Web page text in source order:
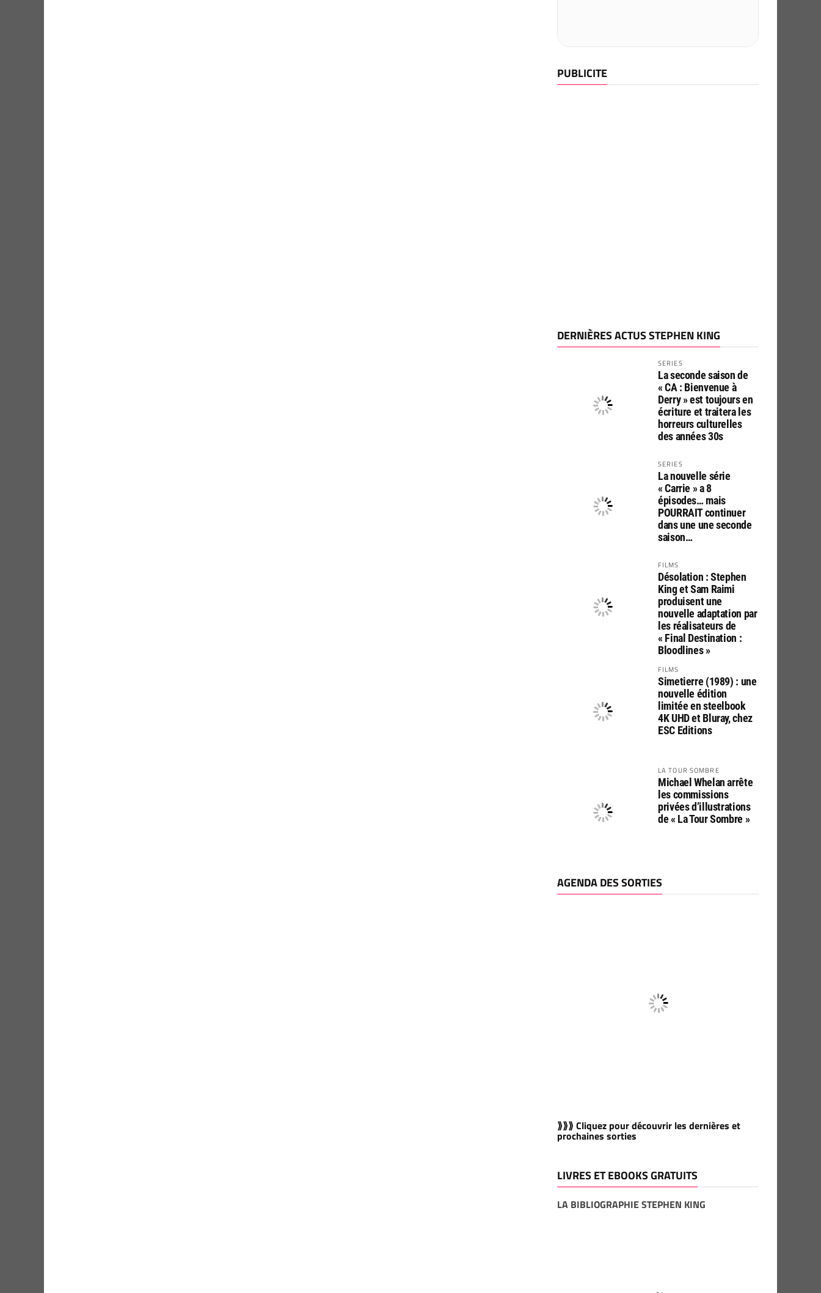
PUBLICITE
DERNIÈRES ACTUS STEPHEN KING
SERIES
La seconde saison de
« CA : Bienvenue à
Derry » est toujours en
écriture et traitera les
horreurs culturelles
des années 30s
SERIES
La nouvelle série
« Carrie » a 8
épisodes… mais
POURRAIT continuer
dans une une seconde
saison…
FILMS
Désolation : Stephen
King et Sam Raimi
produisent une
nouvelle adaptation par
les réalisateurs de
« Final Destination :
Bloodlines »
FILMS
Simetierre (1989) : une
nouvelle édition
limitée en steelbook
4K UHD et Bluray, chez
ESC Editions
LA TOUR SOMBRE
Michael Whelan arrête
les commissions
privées d’illustrations
de « La Tour Sombre »
AGENDA DES SORTIES
⟫⟫⟫ Cliquez pour découvrir les dernières et
prochaines sorties
LIVRES ET EBOOKS GRATUITS
LA BIBLIOGRAPHIE STEPHEN KING